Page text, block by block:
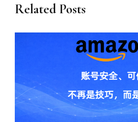
Related Posts